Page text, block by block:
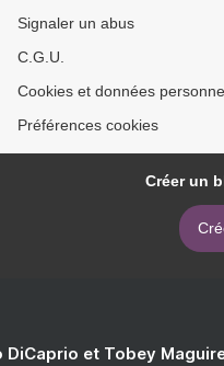
Signaler un abus
C.G.U.
Cookies et données
Préférences cookies
Créer un
DiCaprio et Tobey